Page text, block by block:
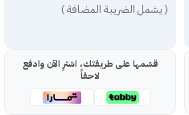
( يشمل الضريبة المضافة )
قسّمها على طريقتك، اشترِ الآن وادفع
لاحقاً